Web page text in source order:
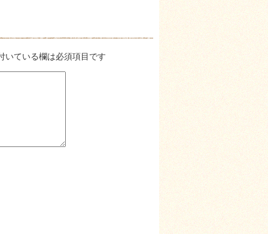
いている欄は必須項目です